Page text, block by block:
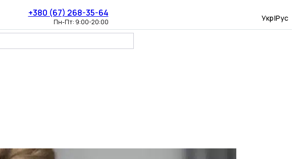
+380 (67) 268-35-64
Пн-Пт: 9:00-20:00 Укр|Рус